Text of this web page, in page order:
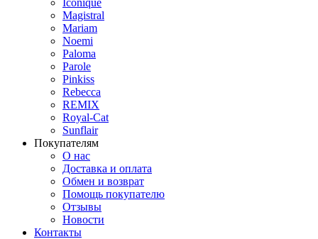
Iconique
Magistral
Mariam
Noemi
Paloma
Parole
Pinkiss
Rebecca
REMIX
Royal-Cat
Sunflair
Покупателям
О нас
Доставка и оплата
Обмен и возврат
Помощь покупателю
Отзывы
Новости
Контакты